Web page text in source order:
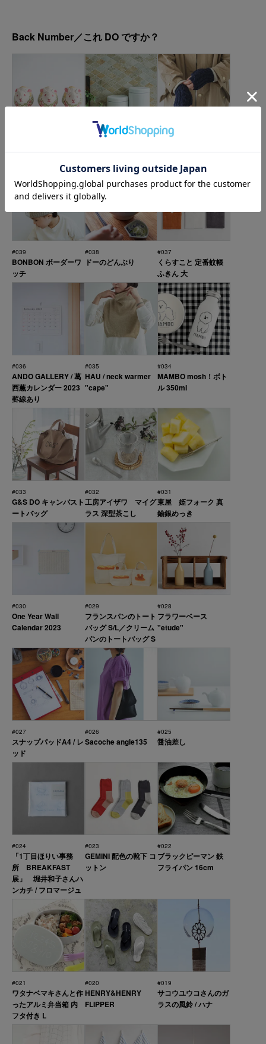
Back Number／これ DO ですか？
#040
#039
BONBON ボーダーワ
ッチ
#038
ドーのどんぶり
#037
くらすこと 定番蚊帳
ふきん 大
#036
ANDO GALLERY / 葛
西薫カレンダー 2023
罫線あり
#035
HAU / neck warmer
"cape"
#034
MAMBO mosh！ボト
ル 350ml
#033
G&S DO キャンバスト
ートバッグ
#032
工房アイザワ マイグ
ラス 深型茶こし
#031
東屋 姫フォーク 真
鍮銀めっき
#030
One Year Wall
Calendar 2023
#029
フランスパンのトート
バッグ S/L／クリーム
パンのトートバッグ S
#028
フラワーベース
"etude"
#027
スナップパッドA4 / レ
ッド
#026
Sacoche angle135
#025
醤油差し
#024
「1丁目ほりい事務
所 BREAKFAST
展」 堀井和子さんハ
ンカチ / フロマージュ
#023
GEMINI 配色の靴下 コ
ットン
#022
ブラックピーマン 鉄
フライパン 16cm
#021
ワタナベマキさんと作
ったアルミ弁当箱 内
フタ付き L
#020
HENRY&HENRY
FLIPPER
#019
サコウユウコさんのガ
ラスの風鈴 / ハナ